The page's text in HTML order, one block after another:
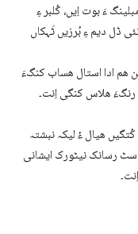
ءَ بوت اِیں، کُلبر ءِ
ڈل دیم ءِ بُرزیں ٹَہکاں
هم ادا استال ھساب کنگءَ
رنگءَ ھلاس کنگی اِنت۔
ھیال ءُ لیکہ نبشتہ
رسانک نیٹورک ایشانی